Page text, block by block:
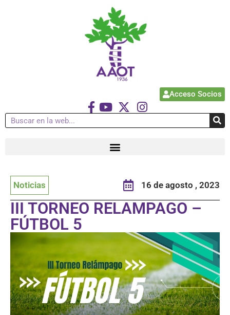
Acceso Socios
Noticias 16 de agosto , 2023
III TORNEO RELAMPAGO –
FÚTBOL 5